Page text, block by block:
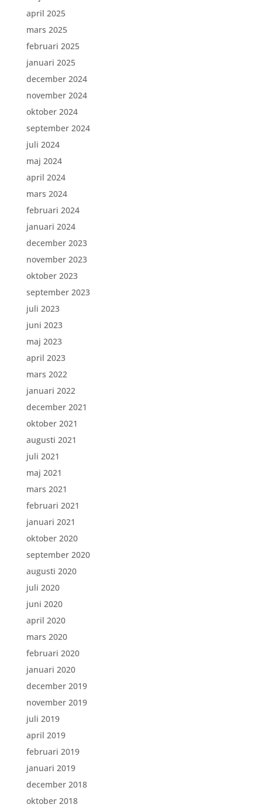
april 2025
mars 2025
februari 2025
januari 2025
december 2024
november 2024
oktober 2024
september 2024
juli 2024
maj 2024
april 2024
mars 2024
februari 2024
januari 2024
december 2023
november 2023
oktober 2023
september 2023
juli 2023
juni 2023
maj 2023
april 2023
mars 2022
januari 2022
december 2021
oktober 2021
augusti 2021
juli 2021
maj 2021
mars 2021
februari 2021
januari 2021
oktober 2020
september 2020
augusti 2020
juli 2020
juni 2020
april 2020
mars 2020
februari 2020
januari 2020
december 2019
november 2019
juli 2019
april 2019
februari 2019
januari 2019
december 2018
oktober 2018